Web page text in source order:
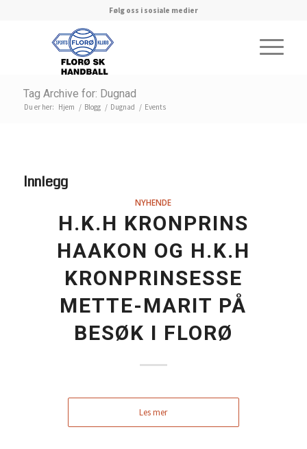
Følg oss i sosiale medier
Tag Archive for: Dugnad
Du er her: Hjem / Blogg / Dugnad / Events
Innlegg
NYHENDE
H.K.H KRONPRINS
HAAKON OG H.K.H
KRONPRINSESSE
METTE-MARIT PÅ
BESØK I FLORØ
Les mer